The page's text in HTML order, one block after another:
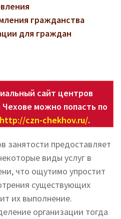
гражданства
для граждан
сайт центров
Чехове можно попасть по
http://czn-chekhov.ru/.
занятости предоставляет
виды услуг в
что ощутимо упростит
существующих
их выполнение.
организации тогда